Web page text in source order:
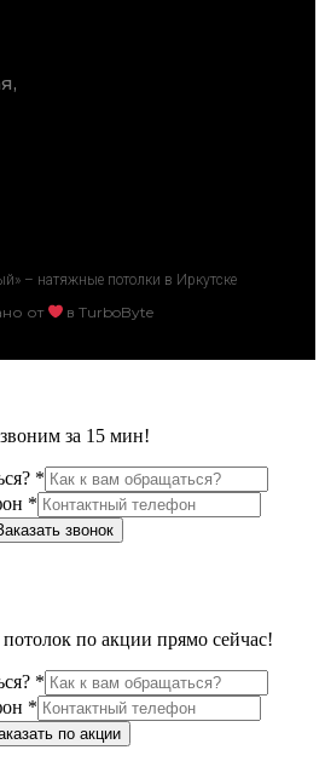
– натяжные потолки в Иркутске
от в TurboByte
за 15 мин!
*
*
звонок
по акции прямо сейчас!
*
*
по акции